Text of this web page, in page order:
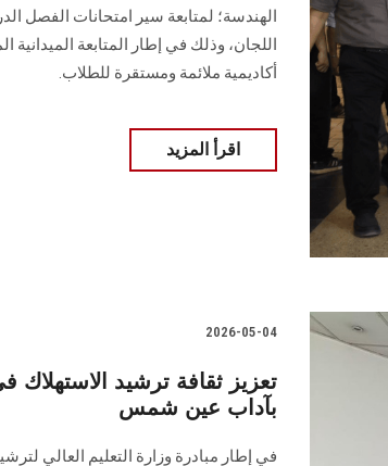
الهندسة؛ لمتابعة سير امتحانات الفصل
اللجان، وذلك في إطار المتابعة الميدانية
أكاديمية ملائمة ومستقرة للطلاب.
اقرأ المزيد
2026-05-04
تعزيز ثقافة ترشيد
بآداب عين شمس
في إطار مبادرة وزارة التعليم العالي